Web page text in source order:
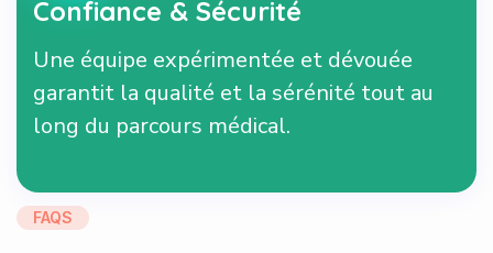
Confiance & Sécurité
Une équipe expérimentée et dévouée
garantit la qualité et la sérénité tout au
long du parcours médical.
FAQS